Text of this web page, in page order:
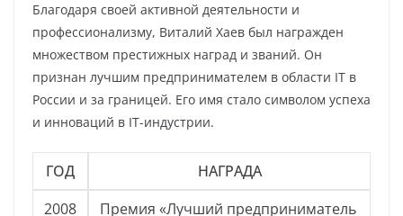
Благодаря своей активной деятельности и
профессионализму, Виталий Хаев был награжден
множеством престижных наград и званий. Он
признан лучшим предпринимателем в области IT в
России и за границей. Его имя стало символом успеха
и инноваций в IT-индустрии.
ГОД
НАГРАДА
2008
Премия «Лучший предприниматель